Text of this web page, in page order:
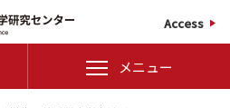
Access
メニュー